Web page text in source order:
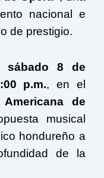
nacional e
de prestigio.
sábado 8 de
p.m., en el
de
musical
hondureño a
de la